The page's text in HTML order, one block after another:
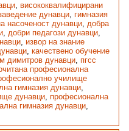
, висококвалифицирани
дунавци, гимназия
насоченост дунавци, добра
, добри педагози дунавци,
, извор на знание
, качествено обучение
димитров дунавци, пгсс
професионална
училище
гимназия дунавци,
дунавци, професионална
гимназия дунавци,